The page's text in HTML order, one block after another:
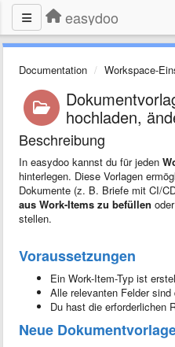
easydoo
Documentation Workspace-
hochladen,
Beschreibung
In easydoo kannst du für jeden
hinterlegen. Diese Vorlagen
Dokumente (z. B. Briefe mit CI/
aus Work-Items zu befüllen
stellen.
Voraussetzungen
Ein Work-Item-Typ ist
Alle relevanten Felder sind
Du hast die erforderlichen
Neue